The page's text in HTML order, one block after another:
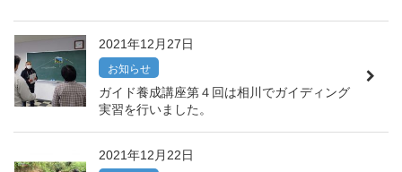
2021年12月27日
お知らせ
ガイド養成講座第４回は相川でガイディング
実習を行いました。
2021年12月22日